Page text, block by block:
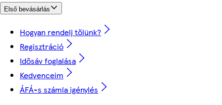
Első bevásárlás
Hogyan rendelj tőlünk?
Regisztráció
Idősáv foglalása
Kedvenceim
ÁFÁ-s számla igénylés